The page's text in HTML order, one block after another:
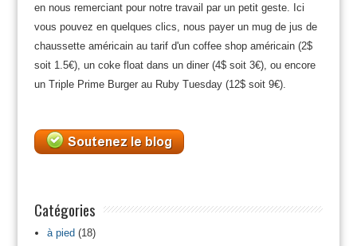
en nous remerciant pour notre travail par un petit geste. Ici
vous pouvez en quelques clics, nous payer un mug de jus de
chaussette américain au tarif d'un coffee shop américain (2$
soit 1.5€), un coke float dans un diner (4$ soit 3€), ou encore
un Triple Prime Burger au Ruby Tuesday (12$ soit 9€).
Catégories
à pied(18)